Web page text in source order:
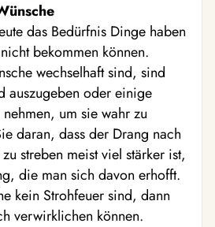
das Bedürfnis Dinge haben
bekommen können.
wechselhaft sind, sind
auszugeben oder einige
um sie wahr zu
daran, dass der Drang nach
streben meist viel stärker ist,
die man sich davon erhofft.
kein Strohfeuer sind, dann
verwirklichen können.